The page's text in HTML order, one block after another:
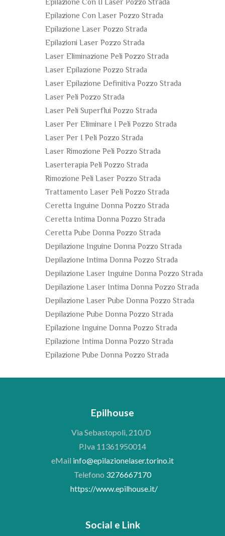
Epilazione Con Il Laser Pozzo Strada
Epilazione Con Laser Pozzo Strada
Epilazione Laser Pozzo Strada
Epilazioni Laser Pozzo Strada
Laser Eliminazione Peli Pozzo Strada
Laser Epilazione Pozzo Strada
Laser Epilazione Definitiva Pozzo Strada
Laser Peli Pozzo Strada
Laser Peli Superflui Pozzo Strada
Laser Per Eliminare I Peli Pozzo Strada
Laser Per I Peli Pozzo Strada
Laser Rimozione Peli Pozzo Strada
Laserterapia Peli Pozzo Strada
Rimozione Peli Laser Pozzo Strada
Trattamento Laser Peli Pozzo Strada
Ceretta Inguine Donna Pozzo Strada
Ceretta Intima Donna Pozzo Strada
Ceretta Pube Donna Pozzo Strada
Depilazione Inguine Donna Pozzo Strada
Depilazione Intima Donna Pozzo Strada
Depilazione Laser Inguine Donna Pozzo Strada
Depilazione Laser Intima Donna Pozzo Strada
Depilazione Laser Pube Donna Pozzo Strada
Depilazione Pube Donna Pozzo Strada
Epilazione Inguine Donna Pozzo Strada
Epilazione Intima Donna Pozzo Strada
Epilazione Pube Donna Pozzo Strada
Epilhouse
Via Sebastopoli, 210/D
P.Iva 11361950014
eMail info@epilazionelaser.torino.it
Telefono 3276667170
https://www.epilhouse.it/
Social e Link